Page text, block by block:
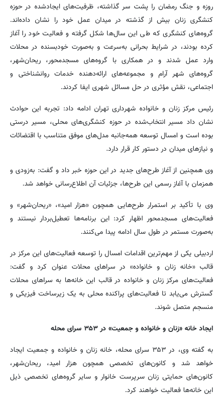
روزه و جنگ رمضان را پشت سر گذاشته، ظرفیت‌های ایجادشده در حوزه
کنشگری زنان بیش از گذشته در میدان عمل خود را نشان داده‌اند.
گروه‌های کنشگری که طی این سال‌ها شکل گرفته و فعالیت خود را آغاز
کرده بودند، در شرایط بحرانی به‌سرعت و به‌صورت خودبسنده در محلات
وارد عمل شدند و در همکاری با گروه‌های مسجدمحور، ریحان‌شهر،
گروه‌های شهر آرام و مجموعه‌های ارائه‌دهنده خدمات روانشناختی و
اجتماعی، نقش مؤثری در حل مسائل شهری ایفا کردند.
رئیس مرکز زنان و خانواده شهرداری تهران ادامه داد: تجربه این حوادث
نشان داد مسیر انتخاب‌شده در حوزه کنشگری‌های محلی، مسیر درستی
بوده است و امسال توسعه همه‌جانبه مدل‌های موفق متناسب با اقتضائات
و نیازهای میدان در دستور کار قرار دارد.
وی همچنین از آغاز طرح‌های جدید در این حوزه خبر داد و گفت: به‌زودی و
همزمان با آغاز رسمی این طرح‌ها، جزئیات آن اطلاع‌رسانی خواهد شد.
وی با تأکید بر استمرار طرح‌هایی همچون «هزار امید»، «ریحان‌شهر» و
فعالیت‌های مسجدمحور اظهار کرد: این برنامه‌ها تعطیل‌بردار نیستند و
به‌صورت مستمر در طول سال ادامه پیدا می‌کنند.
اردبیلی یکی از مهم‌ترین اقدامات امسال را توسعه فعالیت‌های این مرکز در
قالب «خانه زنان و خانواده» در سراهای محلات عنوان کرد و گفت:
فعالیت‌های مرکز زنان و خانواده در قالب این خانه‌ها به سراهای محلات
گسترش می‌یابد تا فعالیت‌های پراکنده محلی به یک زیرساخت فیزیکی و
منسجم متصل شوند.
ایجاد خانه «زنان و خانواده و جمعیت» در ۳۵۳ سرای محله
به گفته وی، در ۳۵۳ سرای محله، خانه زنان و خانواده و جمعیت ایجاد
خواهد شد و کانون‌های تخصصی همچون هزار امید، ریحان‌شهر،
کانون‌های حمایتی زنان سرپرست خانوار و سایر گروه‌های تخصصی ذیل
این خانه‌ها فعالیت خواهند کرد.